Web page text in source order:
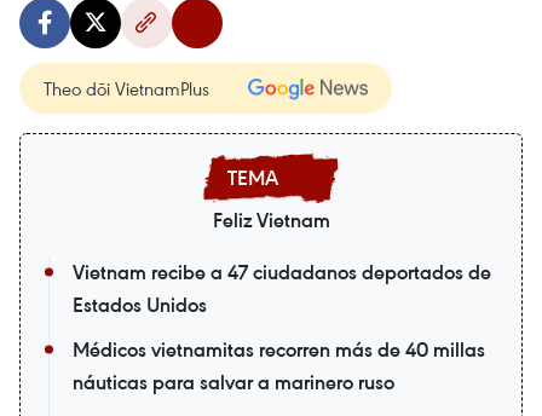
Theo dõi VietnamPlus
Feliz Vietnam
Vietnam recibe a 47 ciudadanos deportados de
Estados Unidos
Médicos vietnamitas recorren más de 40 millas
náuticas para salvar a marinero ruso